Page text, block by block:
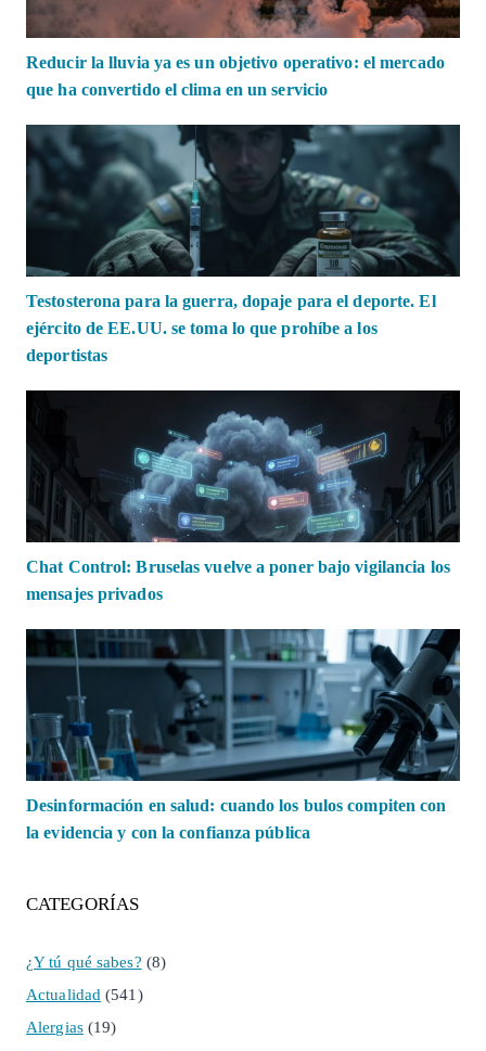
Reducir la lluvia ya es un objetivo operativo: el mercado
que ha convertido el clima en un servicio
Testosterona para la guerra, dopaje para el deporte. El
ejército de EE.UU. se toma lo que prohíbe a los
deportistas
Chat Control: Bruselas vuelve a poner bajo vigilancia los
mensajes privados
Desinformación en salud: cuando los bulos compiten con
la evidencia y con la confianza pública
CATEGORÍAS
¿Y tú qué sabes? (8)
Actualidad (541)
Alergias(19)